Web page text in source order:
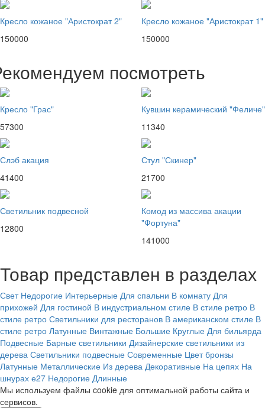
Кресло кожаное "Аристократ 2"
150000
Кресло кожаное "Аристократ 1"
150000
посмотреть
Кресло "Грас"
57300
Кувшин керамический "Феличе"
11340
Слэб акация
41400
Стул "Скинер"
21700
Светильник подвесной
12800
Комод из массива акации
"Фортуна"
141000
Товар представлен в разделах
Свет Недорогие Интерьерные Для спальни В комнату Для
прихожей Для гостиной В индустриальном стиле В стиле ретро В
стиле ретро Светильники для ресторанов В американском стиле В
стиле ретро Латунные Винтажные Большие Круглые Для бильярда
Подвесные Барные светильники Дизайнерские светильники из
дерева Светильники подвесные Современные Цвет бронзы
Латунные Металлические Из дерева Декоративные На цепях На
шнурах е27 Недорогие Длинные
Мы используем файлы cookie для оптимальной работы сайта и
сервисов.